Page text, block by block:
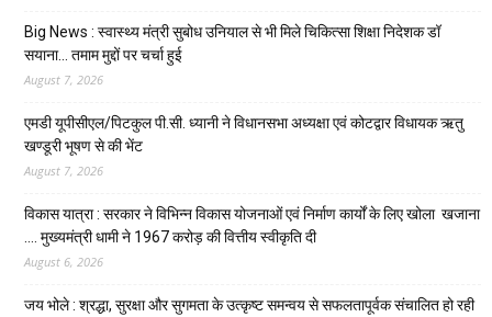
Big News : स्वास्थ्य मंत्री सुबोध उनियाल से भी मिले चिकित्सा शिक्षा निदेशक डॉ
सयाना… तमाम मुद्दों पर चर्चा हुई
August 7, 2026
एमडी यूपीसीएल/पिटकुल पी.सी. ध्यानी ने विधानसभा अध्यक्षा एवं कोटद्वार विधायक ऋतु
खण्डूरी भूषण से की भेंट
August 7, 2026
विकास यात्रा : सरकार ने विभिन्न विकास योजनाओं एवं निर्माण कार्यों के लिए खोला खजाना
…. मुख्यमंत्री धामी ने ₹1967 करोड़ की वित्तीय स्वीकृति दी
August 6, 2026
जय भोले : श्रद्धा, सुरक्षा और सुगमता के उत्कृष्ट समन्वय से सफलतापूर्वक संचालित हो रही